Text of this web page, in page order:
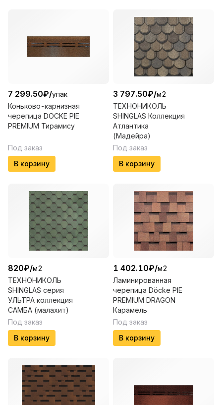
7 299.50₽/упак
Коньково-карнизная
черепица DOCKE PIE
PREMIUM Тирамису
Под заказ
В корзину
3 797.50₽/м2
ТЕХНОНИКОЛЬ
SHINGLAS Коллекция
Атлантика
(Мадейра)
Под заказ
В корзину
820₽/м2
ТЕХНОНИКОЛЬ
SHINGLAS серия
УЛЬТРА коллекция
САМБА (малахит)
Под заказ
В корзину
1 402.10₽/м2
Ламинированная
черепица Döcke PIE
PREMIUM DRAGON
Карамель
Под заказ
В корзину